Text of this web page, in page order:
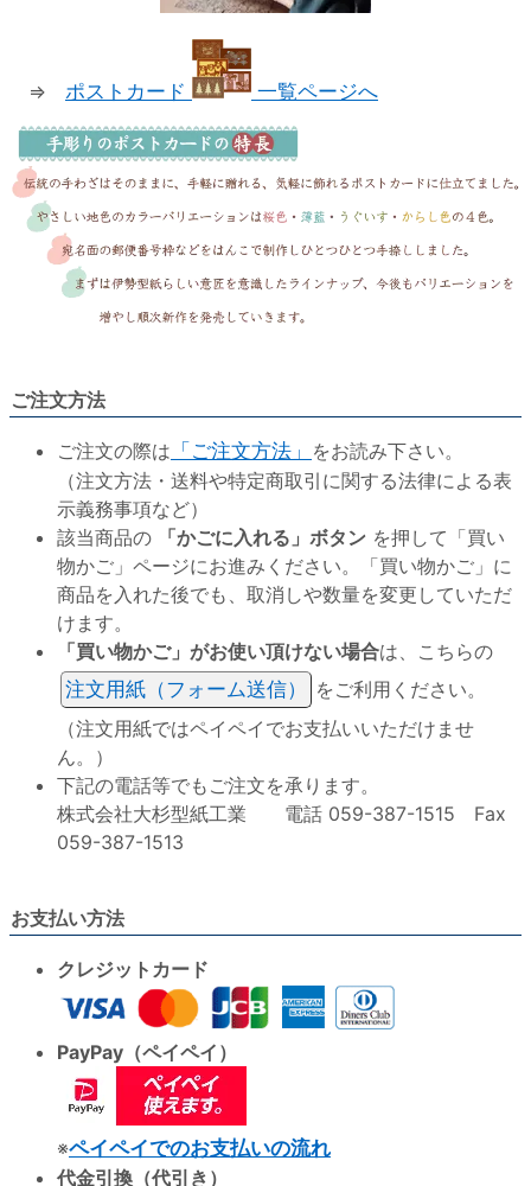
⇒ ポストカード 一覧ページへ
ご注文方法
ご注文の際は 「ご注文方法」 をお読み下さい。
（注文方法・送料や特定商取引に関する法律による表
示義務事項など）
該当商品の
「かごに入れる」ボタン を押して「買い
物かご」ページにお進みください。「買い物かご」に
商品を入れた後でも、取消しや数量を変更していただ
けます。
「買い物かご」がお使い頂けない場合は、こちらの
注文用紙（フォーム送信）
をご利用ください。
（注文用紙ではペイペイでお支払いいただけませ
ん。）
下記の電話等でもご注文を承ります。
株式会社大杉型紙工業 電話 059-387-1515 Fax
059-387-1513
お支払い方法
クレジットカード
PayPay（ペイペイ）
※ペイペイでのお支払いの流れ
代金引換（代引き）